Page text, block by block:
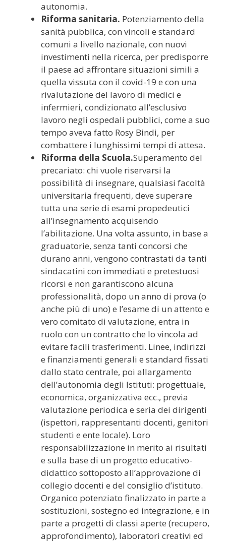
autonomia.
Riforma sanitaria. Potenziamento della
sanità pubblica, con vincoli e standard
comuni a livello nazionale, con nuovi
investimenti nella ricerca, per predisporre
il paese ad affrontare situazioni simili a
quella vissuta con il covid-19 e con una
rivalutazione del lavoro di medici e
infermieri, condizionato all’esclusivo
lavoro negli ospedali pubblici, come a suo
tempo aveva fatto Rosy Bindi, per
combattere i lunghissimi tempi di attesa.
Riforma della Scuola.Superamento del
precariato: chi vuole riservarsi la
possibilità di insegnare, qualsiasi facoltà
universitaria frequenti, deve superare
tutta una serie di esami propedeutici
all’insegnamento acquisendo
l’abilitazione. Una volta assunto, in base a
graduatorie, senza tanti concorsi che
durano anni, vengono contrastati da tanti
sindacatini con immediati e pretestuosi
ricorsi e non garantiscono alcuna
professionalità, dopo un anno di prova (o
anche più di uno) e l’esame di un attento e
vero comitato di valutazione, entra in
ruolo con un contratto che lo vincola ad
evitare facili trasferimenti. Linee, indirizzi
e finanziamenti generali e standard fissati
dallo stato centrale, poi allargamento
dell’autonomia degli Istituti: progettuale,
economica, organizzativa ecc., previa
valutazione periodica e seria dei dirigenti
(ispettori, rappresentanti docenti, genitori
studenti e ente locale). Loro
responsabilizzazione in merito ai risultati
e sulla base di un progetto educativo-
didattico sottoposto all’approvazione di
collegio docenti e del consiglio d’istituto.
Organico potenziato finalizzato in parte a
sostituzioni, sostegno ed integrazione, e in
parte a progetti di classi aperte (recupero,
approfondimento), laboratori creativi ed